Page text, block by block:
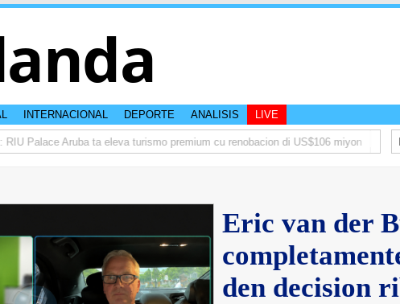
INTERNACIONAL DEPORTE ANALISIS LIVE
Palace Aruba ta eleva turismo premium cu renobacion di US$106 miyon Aruba
Eric van der
den decision